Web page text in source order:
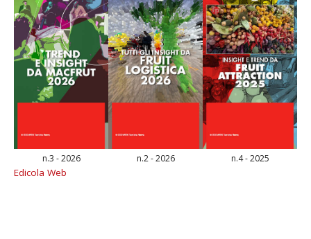
n.3 - 2026 n.2 - 2026 n.4 - 2025
Edicola Web